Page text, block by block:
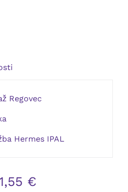
Regovec
Hermes IPAL
€